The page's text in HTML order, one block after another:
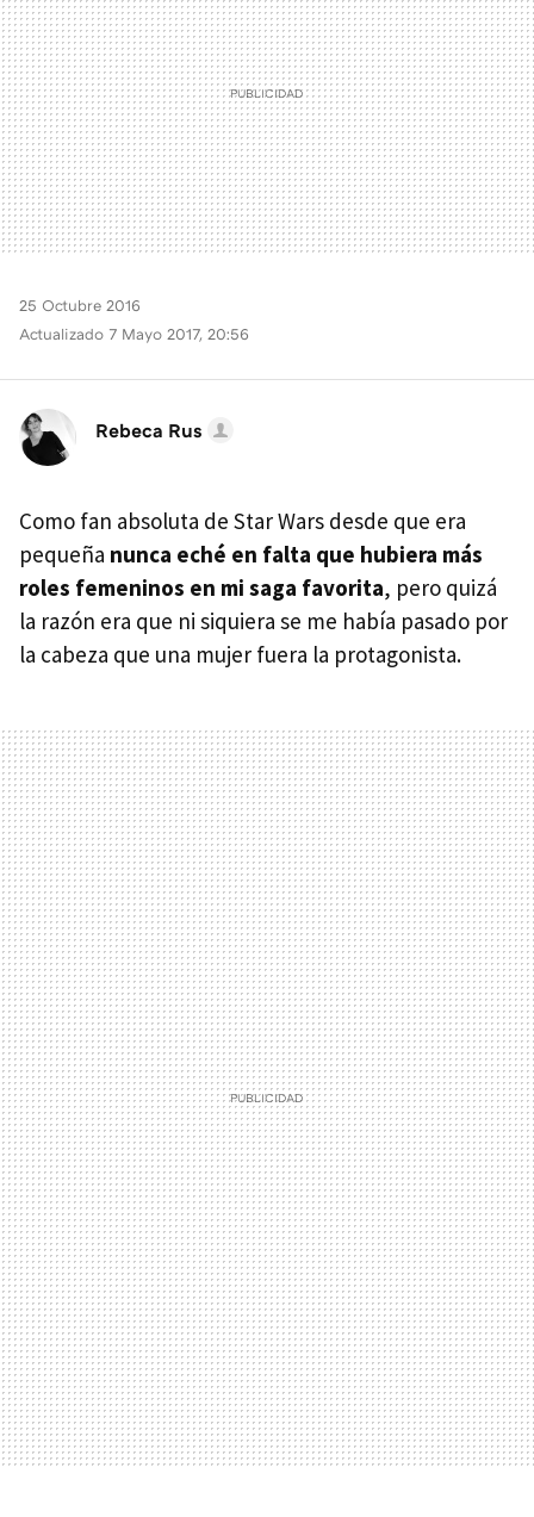
25 Octubre 2016
Actualizado 7 Mayo 2017, 20:56
Rebeca Rus
Como fan absoluta de Star Wars desde que era
pequeña nunca eché en falta que hubiera más
roles femeninos en mi saga favorita, pero quizá
la razón era que ni siquiera se me había pasado por
la cabeza que una mujer fuera la protagonista.